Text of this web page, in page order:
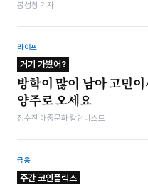
봉성창 기자
라이프
거기 가봤어?
방학이 많이 남아 고민
양주로 오세요
정수진 대중문화 칼럼니스트
금융
주간 코인플릭스